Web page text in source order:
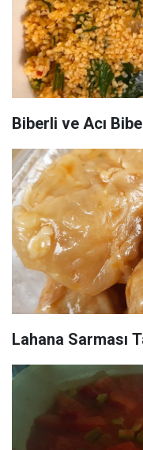
Biberli ve Acı
Lahana Sarması